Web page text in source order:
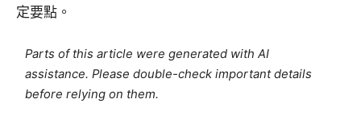
定要點。
Parts of this article were generated with AI
assistance. Please double-check important details
before relying on them.